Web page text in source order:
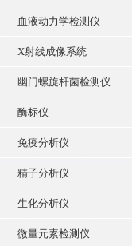
血液动力学检测仪
X射线成像系统
幽门螺旋杆菌检测仪
酶标仪
免疫分析仪
精子分析仪
生化分析仪
微量元素检测仪